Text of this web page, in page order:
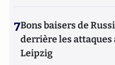
7Bons baisers de
derrière les attaques
Leipzig